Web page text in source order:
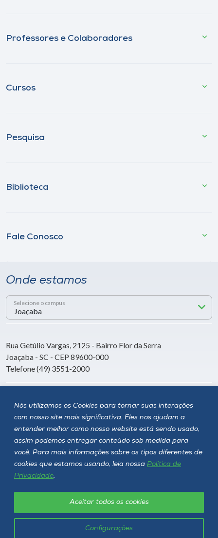
Nós utilizamos os Cookies para tornar suas interações
com nosso site mais significativa. Eles nos ajudam a
entender melhor como nosso website está sendo usado,
assim podemos entregar conteúdo sob medida para
você. Para mais informações sobre os tipos diferentes de
cookies que estamos usando, leia nossa Política de
Privacidade.
Configurações
Aceitar todos os cookies
Professores e Colaboradores
Cursos
Pesquisa
Biblioteca
Fale Conosco
Onde estamos
Selecione o campus
Rua Getúlio Vargas, 2125 - Bairro Flor da Serra
Joaçaba - SC - CEP 89600-000
Telefone (49) 3551-2000
Siga a Unoesc
Unoesc © 2026 - Todos os direitos reservados
Política de privacidade LGPD